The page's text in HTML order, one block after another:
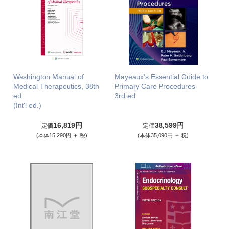
Washington Manual of
Medical Therapeutics, 38th
ed.
(Int'l ed.)
定価16,819円
(本体15,290円 ＋ 税)
Mayeaux's Essential Guide to
Primary Care Procedures
3rd ed.
定価38,599円
(本体35,090円 ＋ 税)